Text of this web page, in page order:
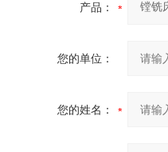
产品：
您的单位：
您的姓名：